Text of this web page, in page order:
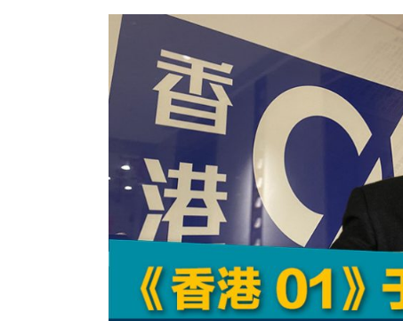
13:44 財經｜內地7月美元計價出口增近
12:44 財經｜日本春季三度入市撐日圓 4
11:12 國際｜特朗普料美伊戰事快結束 承
15:59 財經｜SA售股自救後再出手 斥4億
18:31 財經｜華僑銀行上半年淨利創新高
17:33 財經｜滙豐上調香港今年GDP預測
本地｜假冒內地執法人員要求交「
16:05 財經｜日經失守6.5萬點後回穩 全周
15:47 財經｜恒隆10月換帥 玩具「反」斗
15:11 財經｜韓股反覆波動收跌 連挫7周
13:44 財經｜內地7月美元計價出口增近
財經｜日本春季三度入市撐日圓 4
11:12 國際｜特朗普料美伊戰事快結束 承
15:59 財經｜SA售股自救後再出手 斥4億